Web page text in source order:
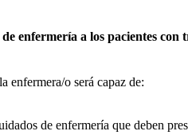
enfermería a los pacientes con
enfermera/o será capaz de:
de enfermería que deben